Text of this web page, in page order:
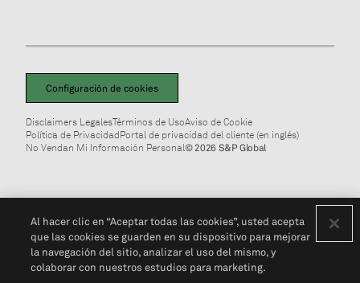
Configuración de cookies
Disclaimers LegalesTérminos de UsoAviso de Cookie
Política de PrivacidadPortal de privacidad del cliente (en inglés)
No Vendan Mi Información Personal© 2026 S&P Global
Al hacer clic en “Aceptar todas las cookies”, usted acepta
que las cookies se guarden en su dispositivo para mejorar
la navegación del sitio, analizar el uso del mismo, y
colaborar con nuestros estudios para marketing.